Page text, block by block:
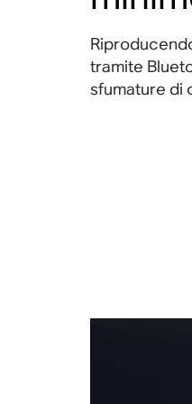
tramite
sfumature di